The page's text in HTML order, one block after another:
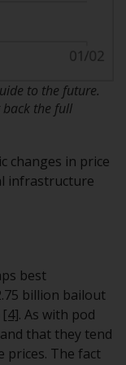
Variable“
Funds,
wird,
und
und andere
in
oder
to the future.
back the full
changes in price
infrastructure
best
billion bailout
[4]. As with pod
that they tend
prices. The fact